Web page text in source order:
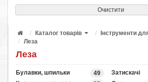
Очистити
Каталог товарів
Інструменти
Леза
Леза
49
Булавки, шпильки
Затискачі